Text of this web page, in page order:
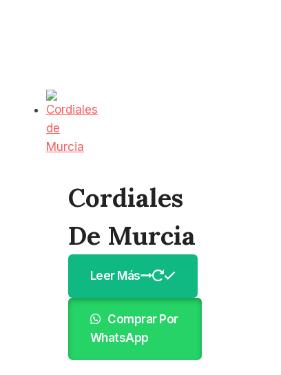
Cordiales
De Murcia
Leer Más
Comprar Por
WhatsApp